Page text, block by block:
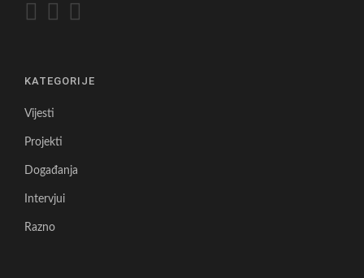
KATEGORIJE
Vijesti
Projekti
Događanja
Intervjui
Razno